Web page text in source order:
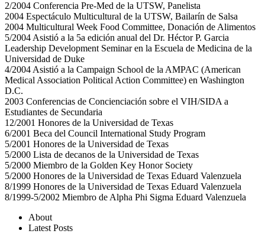
2/2004 Conferencia Pre-Med de la UTSW, Panelista
2004 Espectáculo Multicultural de la UTSW, Bailarín de Salsa
2004 Multicultural Week Food Committee, Donación de Alimentos
5/2004 Asistió a la 5a edición anual del Dr. Héctor P. Garcia
Leadership Development Seminar en la Escuela de Medicina de la
Universidad de Duke
4/2004 Asistió a la Campaign School de la AMPAC (American
Medical Association Political Action Committee) en Washington
D.C.
2003 Conferencias de Concienciación sobre el VIH/SIDA a
Estudiantes de Secundaria
12/2001 Honores de la Universidad de Texas
6/2001 Beca del Council International Study Program
5/2001 Honores de la Universidad de Texas
5/2000 Lista de decanos de la Universidad de Texas
5/2000 Miembro de la Golden Key Honor Society
5/2000 Honores de la Universidad de Texas Eduard Valenzuela
8/1999 Honores de la Universidad de Texas Eduard Valenzuela
8/1999-5/2002 Miembro de Alpha Phi Sigma Eduard Valenzuela
About
Latest Posts